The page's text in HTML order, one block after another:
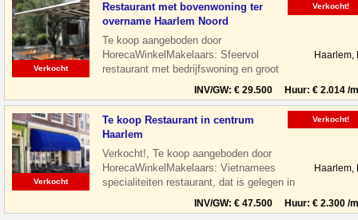
Verkocht
Restaurant met bovenwoning ter
overname Haarlem Noord
Te koop aangeboden door
HorecaWinkelMakelaars: Sfeervol
restaurant met bedrijfswoning en groot
terras gelegen aan de Floresstraat in
Haarlem Noord. De
Haarlem,
INV/GW: € 29.500 Huur: € 2.014 /
Verkocht!
Verkocht
Te koop Restaurant in centrum
Haarlem
Verkocht!, Te koop aangeboden door
HorecaWinkelMakelaars: Vietnamees
specialiteiten restaurant, dat is gelegen in
de leukste winkelstraat van Haarlem,
Haarlem,
INV/GW: € 47.500 Huur: € 2.300 /
Verkocht!